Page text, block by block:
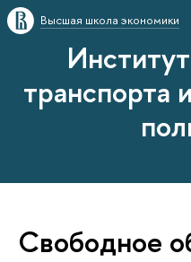
Высшая школа экономики
транспорта
Свободное